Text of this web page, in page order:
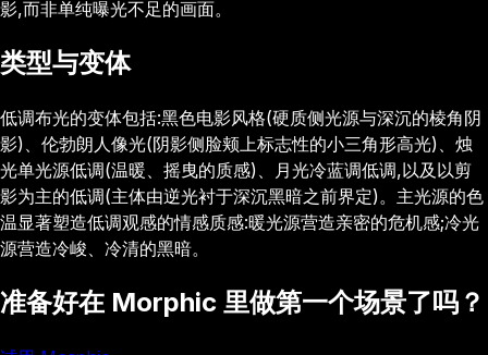
影,而非单纯曝光不足的画面。
类型与变体
低调布光的变体包括:黑色电影风格(硬质侧光源与深沉的棱角阴
影)、伦勃朗人像光(阴影侧脸颊上标志性的小三角形高光)、烛
光单光源低调(温暖、摇曳的质感)、月光冷蓝调低调,以及以剪
影为主的低调(主体由逆光衬于深沉黑暗之前界定)。主光源的色
温显著塑造低调观感的情感质感:暖光源营造亲密的危机感;冷光
源营造冷峻、冷清的黑暗。
准备好在 Morphic 里做第一个场景了吗？